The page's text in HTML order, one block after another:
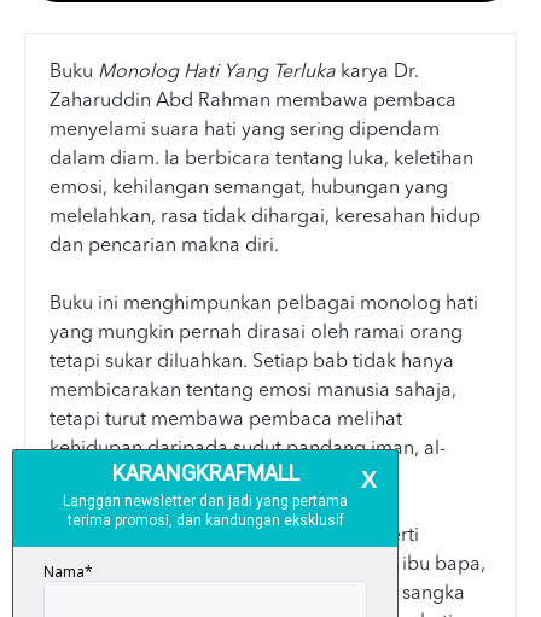
Buku Monolog Hati Yang Terluka karya Dr.
Zaharuddin Abd Rahman membawa pembaca
menyelami suara hati yang sering dipendam
dalam diam. Ia berbicara tentang luka, keletihan
emosi, kehilangan semangat, hubungan yang
melelahkan, rasa tidak dihargai, keresahan hidup
dan pencarian makna diri.
Buku ini menghimpunkan pelbagai monolog hati
yang mungkin pernah dirasai oleh ramai orang
tetapi sukar diluahkan. Setiap bab tidak hanya
membicarakan tentang emosi manusia sahaja,
tetapi turut membawa pembaca melihat
kehidupan daripada sudut pandang iman, al-
Quran dan juga sunnah.
Buku ini menyentuh pelbagai tema seperti
hubungan suami isteri, berbakti kepada ibu bapa,
keletihan rutin hidup, kesunyian, taubat, sangka